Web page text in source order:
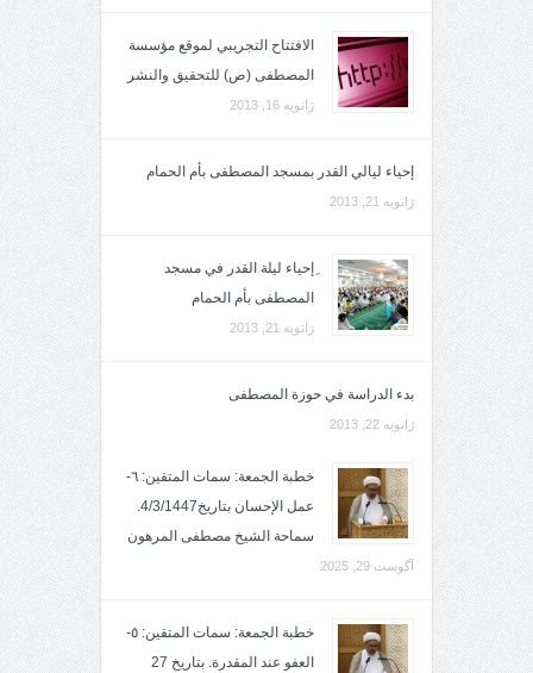
الافتتاح التجريبي لموقع مؤسسة
المصطفى (ص) للتحقيق والنشر
ژانویه 16, 2013
إحياء ليالي القدر بمسجد المصطفى بأم الحمام
ژانویه 21, 2013
ِإحياء ليلة القدر في مسجد
المصطفى بأم الحمام
ژانویه 21, 2013
بدء الدراسة في حوزة المصطفى
ژانویه 22, 2013
خطبة الجمعة: سمات المتقين: ٦-
عمل الإحسان بتاريخ4/3/1447.
سماحة الشيخ مصطفى المرهون
آگوست 29, 2025
خطبة الجمعة: سمات المتقين: ٥-
العفو عند المقدرة. بتاريخ 27